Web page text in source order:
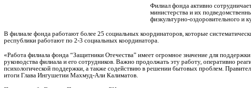
Филиал фонда активно
министерства и их
физкультурно-оздоровительного и
В филиале фонда работают более 25 социальных координаторов, которые
республики работают по 2-3 социальных координатора.
«Работа филиала фонда “Защитники Отечества” имеет огромное значение для
руководства филиала и его сотрудников. Важно продолжать эту работу, оперативно
психологической поддержки, а также содействию в решении бытовых проблем.
итоги Глава Ингушетии Махмуд-Али Калиматов.